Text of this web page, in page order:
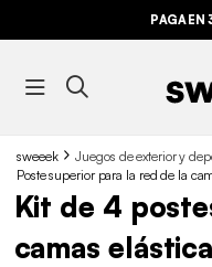
PAGA EN
sweeek Juegos de exterior y
Poste superior para la red de la
Kit de 4
camas